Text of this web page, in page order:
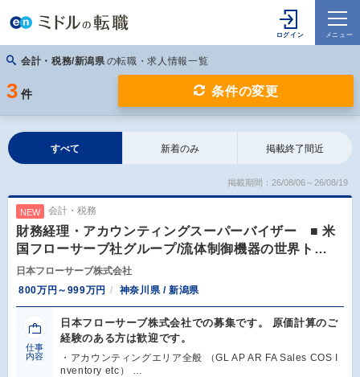
会計・税務/新潟県 の転職・求人情報一覧
3 件 条件の変更
すべて 新着のみ 掲載終了間近
掲載期間：26/08/06～26/08/19
NEW 会計・税務
財務経理・アカウンティングスーパーバイザー ■ 米
国フローサーブ社グループ/流体制御機器の世界ト…
日本フローサーブ株式会社
800万円～999万円
神奈川県 / 新潟県
仕事
内容
日本フローサーブ株式会社での募集です。 原価計算のご
経験のある方は歓迎です。
・アカウンティングエリア全般 （GL AP AR FA Sales COS I
nventory etc） …